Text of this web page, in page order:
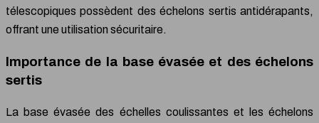
télescopiques possèdent des échelons sertis antidérapants,
offrant une utilisation sécuritaire.
Importance de la base évasée et des échelons
sertis
La base évasée des échelles coulissantes et les échelons